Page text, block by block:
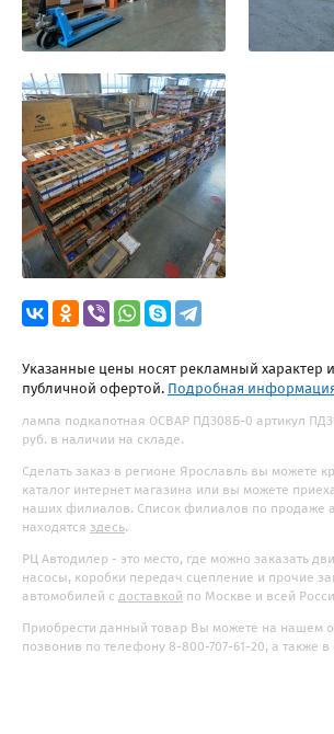
Указанные цены носят рекламный характер
публичной офертой. Подробная
лампа подкапотная ОСВАР ПД308Б-0 артикул
руб. в наличии на складе.
Сделать заказ в регионе Ярославль вы можете
каталог интернет магазина или вы можете
наших филиалов. Список филиалов по продаже
находятся здесь.
РЦ Автодилер - это место, где можно заказать
насосы, коробки передач сцепление и прочие
автомобилей с доставкой по Москве и всей
Приобрести данный товар Вы можете на нашем
позвонив по телефону 8-800-707-61-20, а также